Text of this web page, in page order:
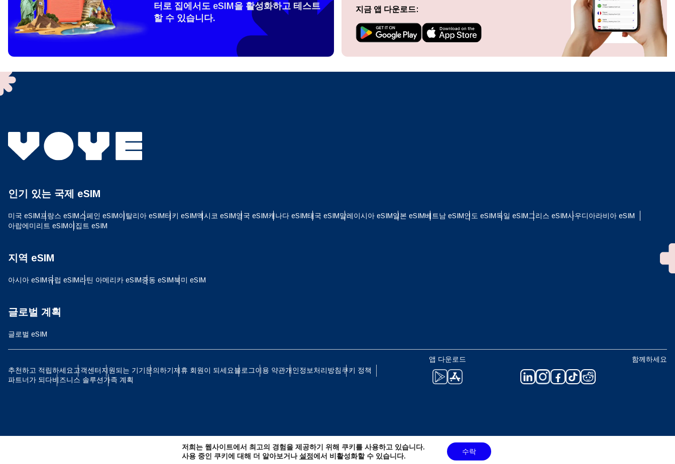
How do I get my eSim?
To get your eSIM, start by checking if your device supports eSIM
technology. Then, contact your mobile carrier to request an eSIM activation.
or enter in your device settings. Once activated, you can enjoy the benefits
터로 집에서도 eSIM을 활성화하고 테스트
할 수 있습니다.
지금 앱 다운로드:
인기 있는 국제 eSIM
미국 eSIM프랑스 eSIM스페인 eSIM이탈리아 eSIM터키 eSIM멕시코 eSIM영국 eSIM캐나다 eSIM태국 eSIM말레이시아 eSIM일본 eSIM베트남 eSIM인도 eSIM독일 eSIM그리스 eSIM사우디아라비아 eSIM
아랍에미리트 eSIM이집트 eSIM
지역 eSIM
아시아 eSIM유럽 ​​eSIM라틴 아메리카 eSIM중동 eSIM북미 eSIM
글로벌 계획
글로벌 eSIM
추천하고 적립하세요고객센터지원되는 기기문의하기제휴 회원이 되세요블로그이용 약관개인정보처리방침쿠키 정책
파트너가 되다비즈니스 솔루션가족 계획
앱 다운로드 함께하세요
언어 선택:
CHF - 스위스 프랑 NZD - 뉴질랜드 달러
로그인 또는 회원가입
계정을 계속 이용하거나 몇 초 만에 새로 만드세요.
저희는 웹사이트에서 최고의 경험을 제공하기 위해 쿠키를 사용하고 있습니다.
사용 중인 쿠키에 대해 더 알아보거나설정에서 비활성화할 수 있습니다.
수락